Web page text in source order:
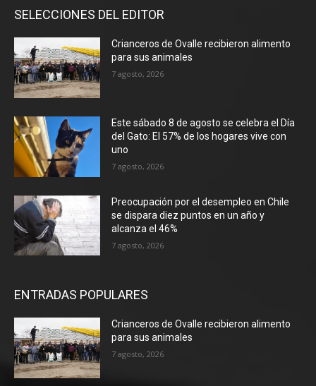
SELECCIONES DEL EDITOR
Crianceros de Ovalle recibieron alimento
para sus animales
7 agosto, 2026
Este sábado 8 de agosto se celebra el Día
del Gato: El 57% de los hogares vive con
uno
7 agosto, 2026
Preocupación por el desempleo en Chile
se dispara diez puntos en un año y
alcanza el 46%
7 agosto, 2026
ENTRADAS POPULARES
Crianceros de Ovalle recibieron alimento
para sus animales
7 agosto, 2026